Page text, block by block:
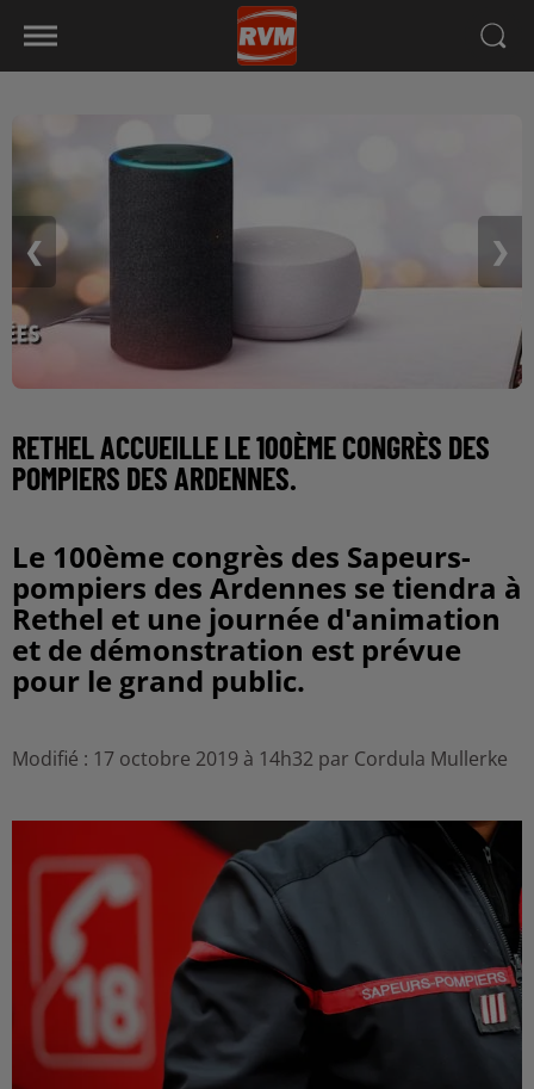
❮ ❯
RETHEL ACCUEILLE LE 100ÈME CONGRÈS DES
POMPIERS DES ARDENNES.
Le 100ème congrès des Sapeurs-
pompiers des Ardennes se tiendra à
Rethel et une journée d'animation
et de démonstration est prévue
pour le grand public.
Modifié : 17 octobre 2019 à 14h32 par Cordula Mullerke